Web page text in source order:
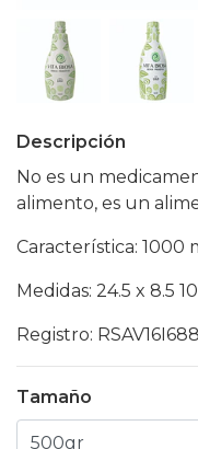
Descripción
No es un
alimento, es un
Característica: 1000
Medidas: 24.5 x 8.5
Registro:
Tamaño